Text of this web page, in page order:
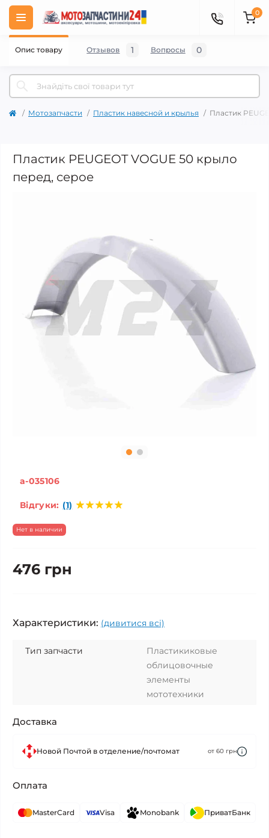
0
Мотозапчасти Пластик навесной и крылья Пластик
Пластик PEUGEOT VOGUE 50 крыло
перед, серое
a-035106
Відгуки: (1)
Нет в наличии
476 грн
Характеристики: (дивитися всі)
Тип запчасти
Пластикиковые
облицовочные
элементы
мототехники
Доставка
Новой Почтой в отделение/почтомат от 60 грн
Оплата
MasterCard Visa Monobank ПриватБанк
Опис товару Отзывов 1 Вопросы 0